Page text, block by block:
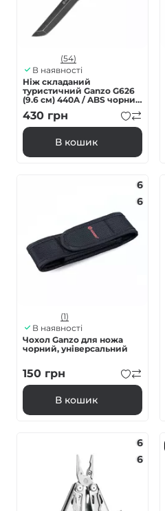
(54)
В наявності
Ніж складаний
туристичний Ganzo G626
(9.6 см) 440A / ABS чорний
самурай
430 грн
В кошик
6
6
(1)
В наявності
Чохол Ganzo для ножа
чорний, універсальний
150 грн
В кошик
6
6